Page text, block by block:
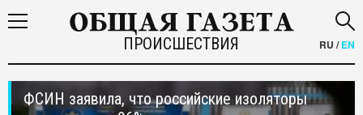
ПРОИСШЕСТВИЯ RU /EN
ФСИН заявила, что российские изоляторы